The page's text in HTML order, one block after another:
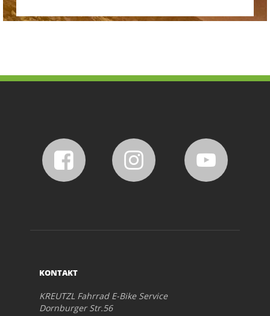
KONTAKT
KREUTZL Fahrrad E-Bike Service
Dornburger Str.56